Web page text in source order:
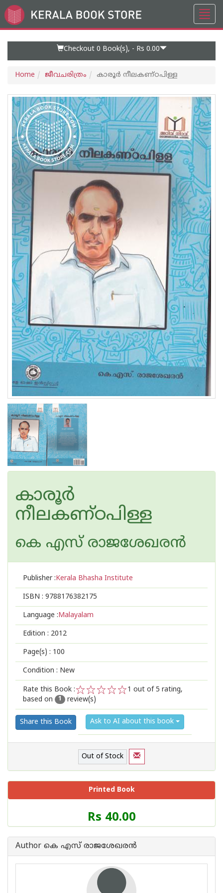
Go
to
Checkout 0 Book(s), - Rs 0.00
Home ജീവചരിത്രം കാരൂര്‍ നീലകണ്ഠപിള്ള
കാരൂര്‍
നീലകണ്ഠപിള്ള
കെ എസ് രാജശേഖരന്‍
Publisher :Kerala Bhasha Institute
ISBN : 9788176382175
Language :Malayalam
Edition : 2012
Page(s) : 100
Condition : New
Rate this Book :
2
1
1 out of 5 rating,
based on
1 review(s)
Share this Book Ask to AI about this book
Out of Stock
Printed Book
Price
of
Book
Rs 40.00
Author കെ എസ് രാജശേഖരന്‍